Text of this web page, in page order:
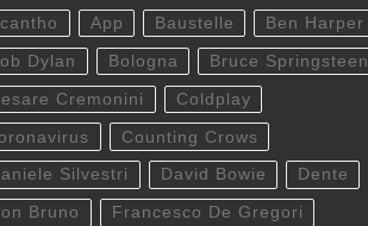
App Baustelle Ben Harper
Dylan Bologna Bruce Springsteen
Cremonini Coldplay
Counting Crows
Silvestri David Bowie Dente
Bruno Francesco De Gregori